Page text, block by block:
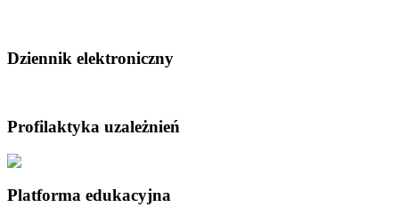
Dziennik elektroniczny
Profilaktyka uzależnień
Platforma edukacyjna